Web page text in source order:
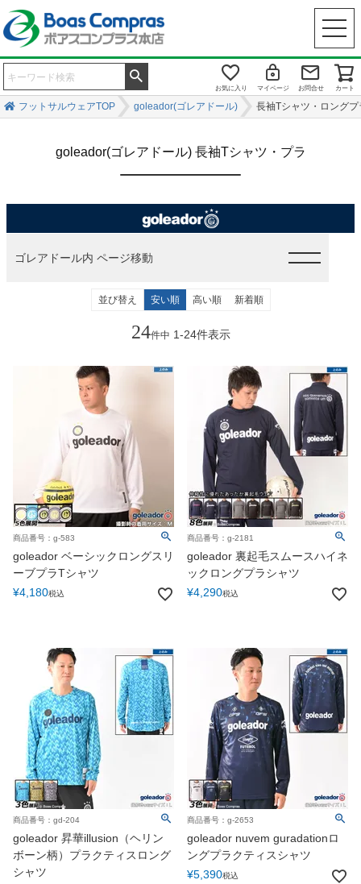
お気に入り マイページ お問合せ カート
フットサルウェアTOP goleador(ゴレアドール) 長袖Tシャツ・ロングプ
goleador(ゴレアドール) 長袖Tシャツ・プラ
ゴレアドール内 ページ移動
並び替え 安い順 高い順 新着順
24件中 1-24件表示
商品番号：g-583
goleador ベーシックロングスリ
ーブプラTシャツ
¥4,180税込
商品番号：g-2181
goleador 裏起毛スムースハイネ
ックロングプラシャツ
¥4,290税込
商品番号：gd-204
goleador 昇華illusion（ヘリン
ボーン柄）プラクティスロング
シャツ
商品番号：g-2653
goleador nuvem guradationロ
ングプラクティスシャツ
¥5,390税込